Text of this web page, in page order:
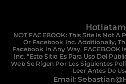
Hotlatam
NOT FACEBOOK: This Site Is Not A
Or Facebook Inc. Additionally,
Facebook In Any Way. FACEBOOK
Inc. "Este Sitio Es Para Uso Del
Web Se Rigen Por Los Siguientes
Leer Antes De
Email: